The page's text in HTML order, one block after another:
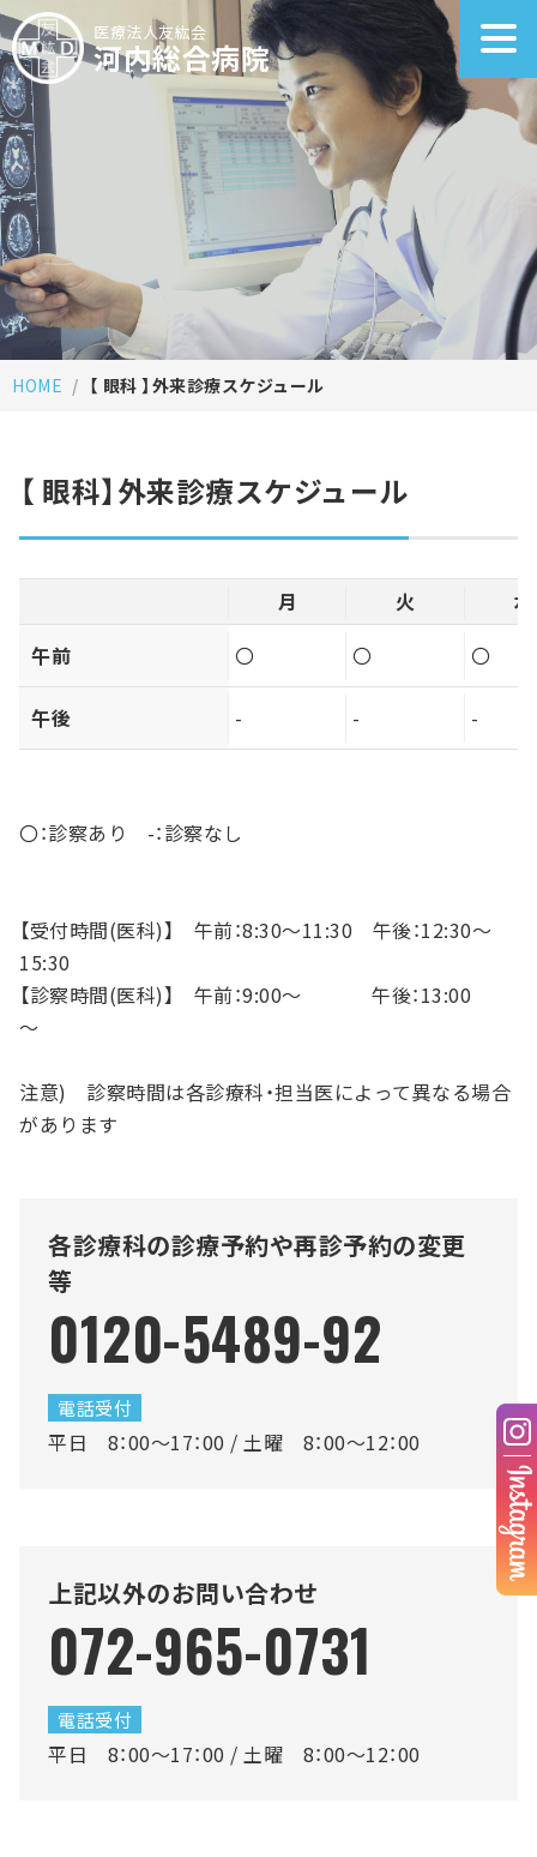
医療法人友紘会
河内総合病院
HOME 【 眼科 】外来診療スケジュール
【 眼科】外来診療スケジュール
月 火
水
午前
〇 〇 〇
午後 - - -
〇：診察あり -：診察なし
【受付時間(医科)】 午前：8:30～11:30 午後：12:30～
15:30
【診察時間(医科)】 午前：9:00～ 午後：13:00
～
注意) 診察時間は各診療科・担当医によって異なる場合
があります
各診療科の診療予約や再診予約の変更
等
0120-5489-92
電話受付
平日 8：00～17：00 / 土曜 8：00～12：00
上記以外のお問い合わせ
072-965-0731
電話受付
平日 8：00～17：00 / 土曜 8：00～12：00